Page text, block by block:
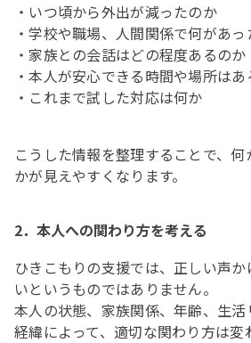
・いつ頃から外出が減ったのか
・学校や職場、人間関係で何があ
・家族との会話はどの程度あるのか
・本人が安心できる時間や場所は
・これまで試した対応は何か
こうした情報を整理することで、
かが見えやすくなります。
2．本人への関わり方を考える
ひきこもりの支援では、正しい声
いというものではありません。
本人の状態、家族関係、年齢、生
経緯によって、適切な関わり方は変